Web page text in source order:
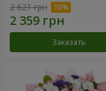
2 621 грн
Заказать